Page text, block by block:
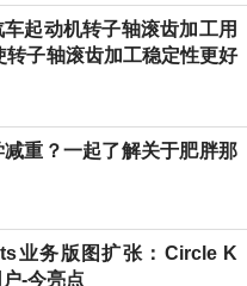
起动机转子轴滚齿加工用
转子轴滚齿加工稳定性更好
重？一起了解关于肥胖那
业务版图扩张：Circle K
-今亮点